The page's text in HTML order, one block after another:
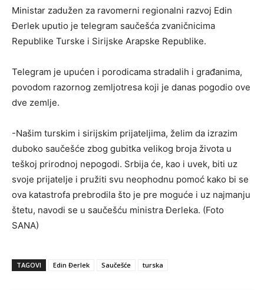
Ministar zadužen za ravomerni regionalni razvoj Edin
Đerlek uputio je telegram saučešća zvaničnicima
Republike Turske i Sirijske Arapske Republike.
Telegram je upućen i porodicama stradalih i građanima,
povodom razornog zemljotresa koji je danas pogodio ove
dve zemlje.
-Našim turskim i sirijskim prijateljima, želim da izrazim
duboko saučešće zbog gubitka velikog broja života u
teškoj prirodnoj nepogodi. Srbija će, kao i uvek, biti uz
svoje prijatelje i pružiti svu neophodnu pomoć kako bi se
ova katastrofa prebrodila što je pre moguće i uz najmanju
štetu, navodi se u saučešću ministra Đerleka. (Foto
SANA)
TAGOVI Edin Đerlek Saučešće turska